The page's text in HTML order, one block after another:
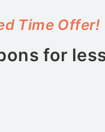
Time Offer!
for